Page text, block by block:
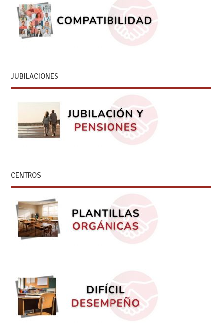
JUBILACIONES
CENTROS